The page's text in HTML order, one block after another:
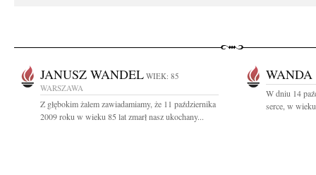
JANUSZ WANDEL WIEK: 85
WARSZAWA
Z głębokim żalem zawiadamiamy, że 11 października
2009 roku w wieku 85 lat zmarł nasz ukochany...
WANDA
W dniu 14
serce, w